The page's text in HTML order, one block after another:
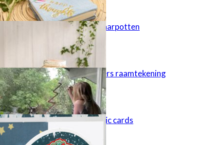
Upcycle! Bewaarpotten
Creative Letters raamtekening
Believe in magic cards